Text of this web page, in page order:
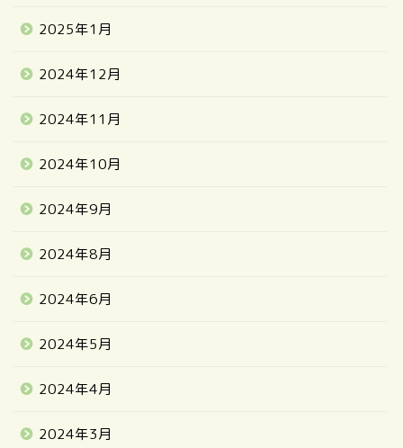
2025年1月
2024年12月
2024年11月
2024年10月
2024年9月
2024年8月
2024年6月
2024年5月
2024年4月
2024年3月